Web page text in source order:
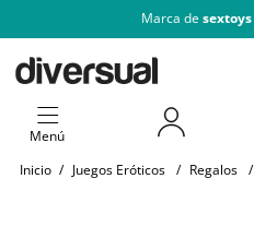
Marca de sextoys
Menú
Inicio / Juegos Eróticos / Regalos /